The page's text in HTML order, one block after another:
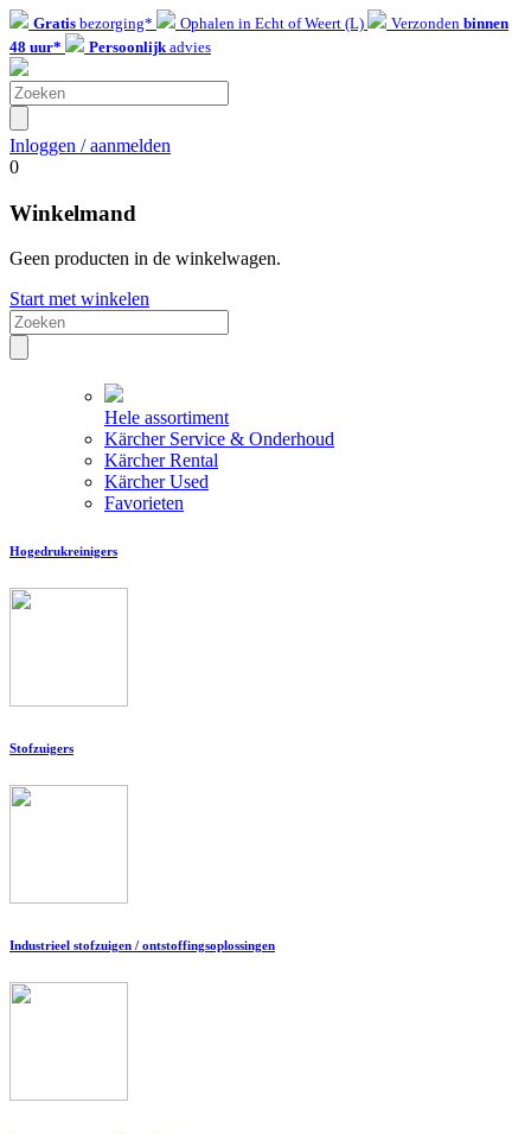
Gratis bezorging* Ophalen in Echt of Weert (L) Verzonden binnen
48 uur*
Persoonlijkadvies
Inloggen / aanmelden
0
Winkelmand
Geen producten in de winkelwagen.
Start met winkelen
Hele assortiment
Kärcher Service & Onderhoud
Kärcher Rental
Kärcher Used
Favorieten
Hogedrukreinigers
Stofzuigers
Industrieel stofzuigen / ontstoffingsoplossingen